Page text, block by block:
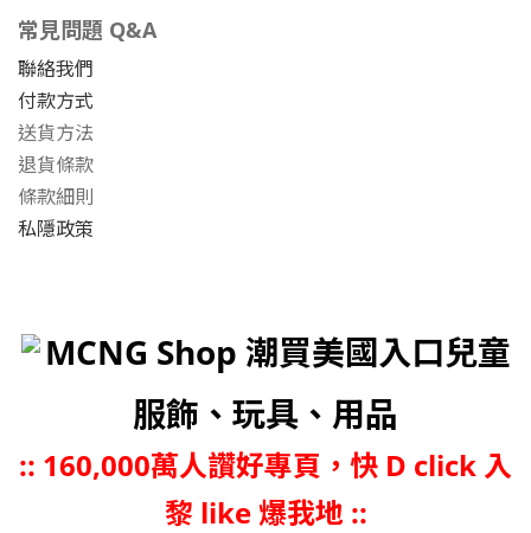
常見問題 Q&A
聯絡我們
付款方式
送貨方法
退貨條款
條款細則
私隱政策
MCNG Shop 潮買美國入口兒童
服飾、玩具、用品
:: 160,000萬人讚好專頁，快 D click 入
黎 like 爆我地 ::